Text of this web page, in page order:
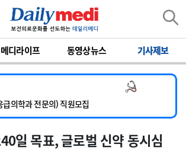
메디라이프 동영상뉴스 기사제보
하반기 인턴 모집
취통증의학과 임기제 임상의사 채용
청소년과(소아응급전담) 계약직 의사 공개채용
의학과 전문의) 직원모집
전공의(레지던트1년차) 모집
하반기 인턴 모집
취통증의학과 임기제 임상의사 채용
일 목표, 글로벌 신약 동시심